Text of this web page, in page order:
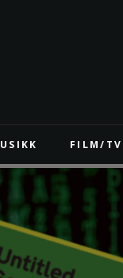
FILM/TV